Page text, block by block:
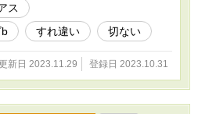
ス
すれ違い 切ない
新日 2023.11.29 登録日 2023.10.31